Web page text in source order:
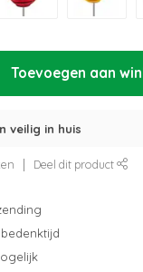
Toevoegen aan
veilig in huis
Deel dit product
bedenktijd